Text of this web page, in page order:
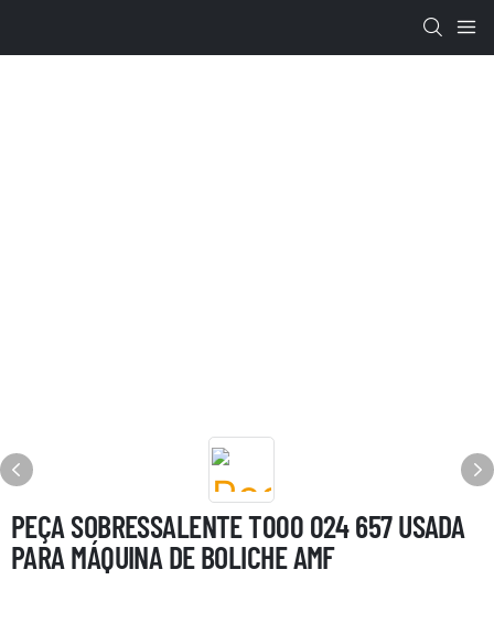
PEÇA SOBRESSALENTE T000 024 657 USADA
PARA MÁQUINA DE BOLICHE AMF